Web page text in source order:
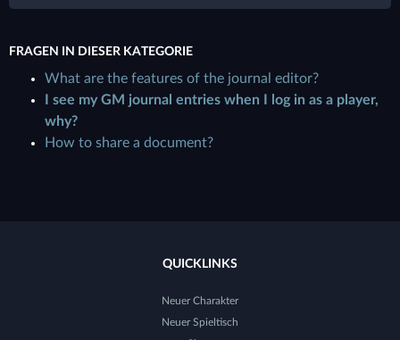
FRAGEN IN DIESER KATEGORIE
What are the features of the journal editor?
I see my GM journal entries when I log in as a player,
why?
How to share a document?
QUICKLINKS
Neuer Charakter
Neuer Spieltisch